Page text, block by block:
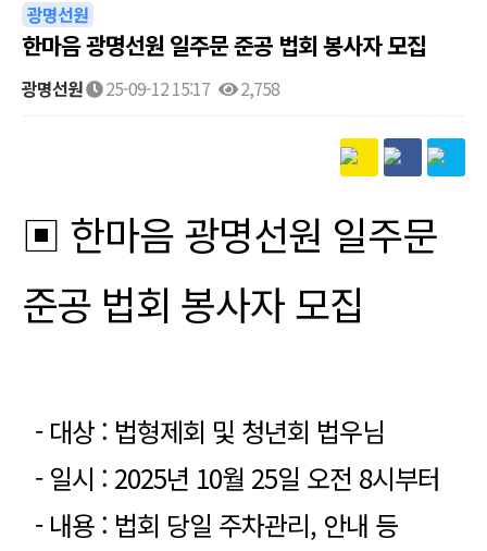
광명선원
한마음 광명선원 일주문 준공 법회 봉사자 모집
광명선원 25-09-12 15:17 2,758
▣ 한마음 광명선원 일주문
준공 법회 봉사자 모집
- 대상 : 법형제회 및 청년회 법우님
- 일시 : 2025년 10월 25일 오전 8시부터
- 내용 : 법회 당일 주차관리, 안내 등